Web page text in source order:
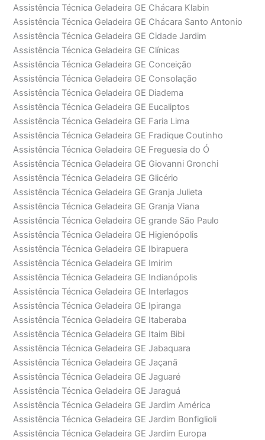
Assistência Técnica Geladeira GE Chácara Klabin
Assistência Técnica Geladeira GE Chácara Santo Antonio
Assistência Técnica Geladeira GE Cidade Jardim
Assistência Técnica Geladeira GE Clínicas
Assistência Técnica Geladeira GE Conceição
Assistência Técnica Geladeira GE Consolação
Assistência Técnica Geladeira GE Diadema
Assistência Técnica Geladeira GE Eucaliptos
Assistência Técnica Geladeira GE Faria Lima
Assistência Técnica Geladeira GE Fradique Coutinho
Assistência Técnica Geladeira GE Freguesia do Ó
Assistência Técnica Geladeira GE Giovanni Gronchi
Assistência Técnica Geladeira GE Glicério
Assistência Técnica Geladeira GE Granja Julieta
Assistência Técnica Geladeira GE Granja Viana
Assistência Técnica Geladeira GE grande São Paulo
Assistência Técnica Geladeira GE Higienópolis
Assistência Técnica Geladeira GE Ibirapuera
Assistência Técnica Geladeira GE Imirim
Assistência Técnica Geladeira GE Indianópolis
Assistência Técnica Geladeira GE Interlagos
Assistência Técnica Geladeira GE Ipiranga
Assistência Técnica Geladeira GE Itaberaba
Assistência Técnica Geladeira GE Itaim Bibi
Assistência Técnica Geladeira GE Jabaquara
Assistência Técnica Geladeira GE Jaçanã
Assistência Técnica Geladeira GE Jaguaré
Assistência Técnica Geladeira GE Jaraguá
Assistência Técnica Geladeira GE Jardim América
Assistência Técnica Geladeira GE Jardim Bonfiglioli
Assistência Técnica Geladeira GE Jardim Europa